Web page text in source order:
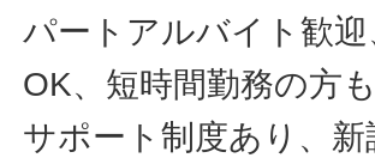
パートアルバイト歓
OK、短時間勤務の方
サポート制度あり、